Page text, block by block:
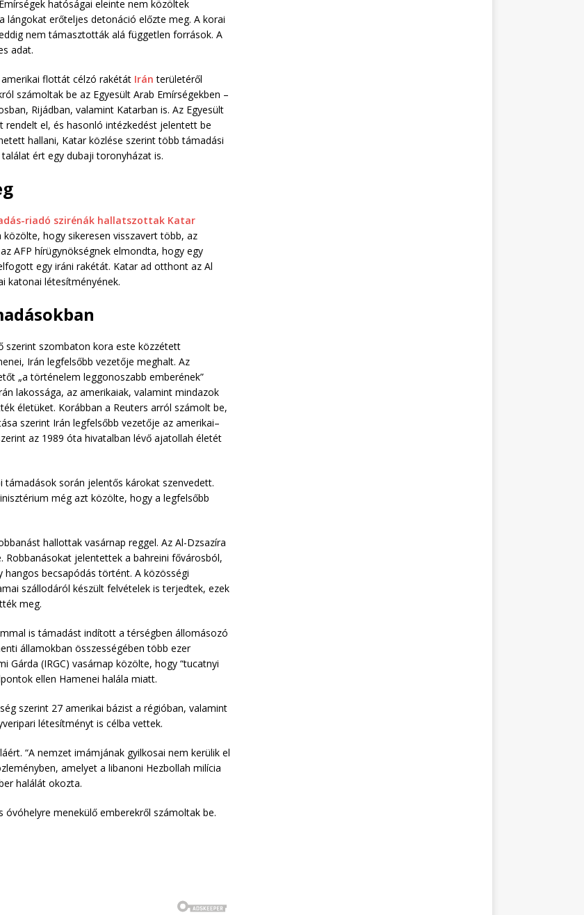
hatóságai eleinte nem közöltek
erőteljes detonáció előzte meg. A korai
nem támasztották alá független források. A
adat.
flottát célzó rakétát Irán területéről
számoltak be az Egyesült Arab Emírségekben –
Rijádban, valamint Katarban is. Az Egyesült
rendelt el, és hasonló intézkedést jelentett be
hallani, Katar közlése szerint több támadási
ért egy dubaji toronyházat is.
riadó szirénák hallatszottak Katar
hogy sikeresen visszavert több, az
AFP hírügynökségnek elmondta, hogy egy
egy iráni rakétát. Katar ad otthont az Al
katonai létesítményének.
szerint szombaton kora este közzétett
Irán legfelsőbb vezetője meghalt. Az
„a történelem leggonoszabb emberének”
lakossága, az amerikaiak, valamint mindazok
életüket. Korábban a Reuters arról számolt be,
szerint Irán legfelsőbb vezetője az amerikai–
az 1989 óta hivatalban lévő ajatollah életét
során jelentős károkat szenvedett.
még azt közölte, hogy a legfelsőbb
hallottak vasárnap reggel. Az Al-Dzsazíra
jelentettek a bahreini fővárosból,
becsapódás történt. A közösségi
szállodáról készült felvételek is terjedtek, ezek
meg.
is támadást indított a térségben állomásozó
államokban összességében több ezer
Gárda (IRGC) vasárnap közölte, hogy “tucatnyi
ellen Hamenei halála miatt.
szerint 27 amerikai bázist a régióban, valamint
létesítményt is célba vettek.
“A nemzet imámjának gyilkosai nem kerülik el
amelyet a libanoni Hezbollah milícia
halálát okozta.
menekülő emberekről számoltak be.